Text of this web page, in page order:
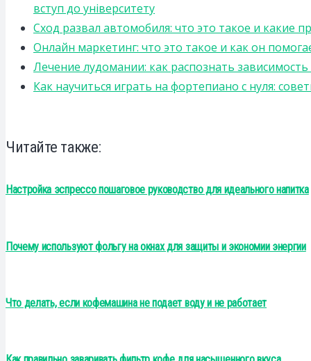
вступ до університету
Сход развал автомобиля: что это такое и какие
Онлайн маркетинг: что это такое и как он
Лечение лудомании: как распознать
Как научиться играть на фортепиано с нуля:
Читайте также:
Настройка эспрессо пошаговое руководство для идеального напитка
Почему используют фольгу на окнах для защиты и экономии энергии
Что делать, если кофемашина не подает воду и не работает